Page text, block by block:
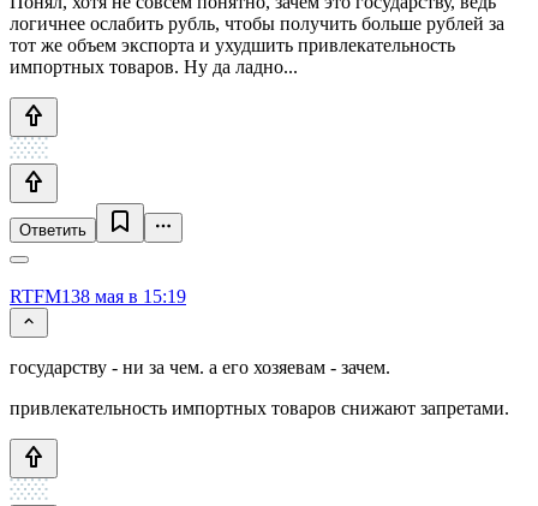
логичнее ослабить рубль, чтобы получить больше рублей за
тот же объем экспорта и ухудшить привлекательность
импортных товаров. Ну да ладно...
Ответить
RTFM138 мая в 15:19
государству - ни за чем. а его хозяевам - зачем.
привлекательность импортных товаров снижают запретами.